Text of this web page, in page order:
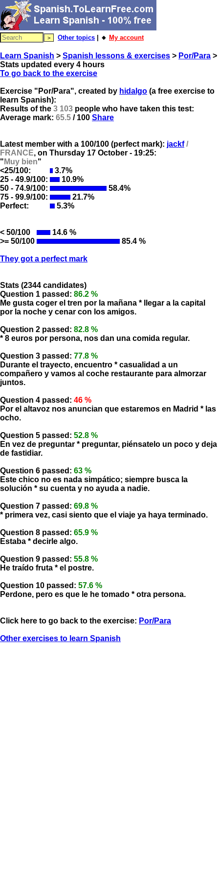
Other topics | 🔸 My account
Learn Spanish > Spanish lessons & exercises > Por/Para >
Stats updated every 4 hours
To go back to the exercise
Exercise "Por/Para", created by hidalgo (a free exercise to
learn Spanish):
Results of the 3 103 people who have taken this test:
Average mark: 65.5 / 100 Share
Latest member with a 100/100 (perfect mark): jackf/
FRANCE, on Thursday 17 October - 19:25:
" Muy bien"
<25/100:
3.7%
25 - 49.9/100:
10.9%
50 - 74.9/100:
58.4%
75 - 99.9/100:
21.7%
Perfect:
5.3%
< 50/100
14.6 %
>= 50/100
85.4 %
They got a perfect mark
Stats (2344 candidates)
Question 1 passed: 86.2 %
Me gusta coger el tren por la mañana * llegar a la capital
por la noche y cenar con los amigos.
Question 2 passed: 82.8 %
* 8 euros por persona, nos dan una comida regular.
Question 3 passed: 77.8 %
Durante el trayecto, encuentro * casualidad a un
compañero y vamos al coche restaurante para almorzar
juntos.
Question 4 passed: 46 %
Por el altavoz nos anuncian que estaremos en Madrid * las
ocho.
Question 5 passed: 52.8 %
En vez de preguntar * preguntar, piénsatelo un poco y deja
de fastidiar.
Question 6 passed: 63 %
Este chico no es nada simpático; siempre busca la
solución * su cuenta y no ayuda a nadie.
Question 7 passed: 69.8 %
* primera vez, casi siento que el viaje ya haya terminado.
Question 8 passed: 65.9 %
Estaba * decirle algo.
Question 9 passed: 55.8 %
He traído fruta * el postre.
Question 10 passed: 57.6 %
Perdone, pero es que le he tomado * otra persona.
Click here to go back to the exercise: Por/Para
Other exercises to learn Spanish